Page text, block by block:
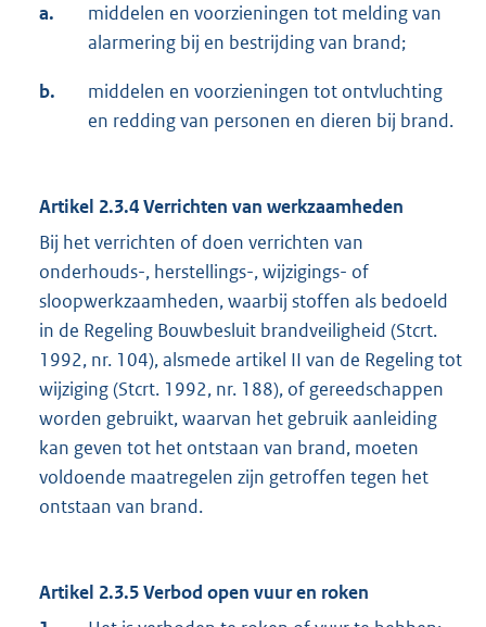
a.
middelen en voorzieningen tot melding van
alarmering bij en bestrijding van brand;
b.
middelen en voorzieningen tot ontvluchting
en redding van personen en dieren bij brand.
Artikel 2.3.4 Verrichten van werkzaamheden
Bij het verrichten of doen verrichten van
onderhouds-, herstellings-, wijzigings- of
sloopwerkzaamheden, waarbij stoffen als bedoeld
in de Regeling Bouwbesluit brandveiligheid (Stcrt.
1992, nr. 104), alsmede artikel II van de Regeling tot
wijziging (Stcrt. 1992, nr. 188), of gereedschappen
worden gebruikt, waarvan het gebruik aanleiding
kan geven tot het ontstaan van brand, moeten
voldoende maatregelen zijn getroffen tegen het
ontstaan van brand.
Artikel 2.3.5 Verbod open vuur en roken